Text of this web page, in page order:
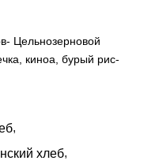
Цельнозерновой
киноа, бурый рис-
,
хлеб,